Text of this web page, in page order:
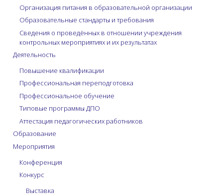
Организация питания в образовательной организации
Образовательные стандарты и требования
Сведения о проведённых в отношении учреждения
контрольных мероприятиях и их результатах
Деятельность
Повышение квалификации
Профессиональная переподготовка
Профессиональное обучение
Типовые программы ДПО
Аттестация педагогических работников
Образование
Мероприятия
Конференция
Конкурс
Выставка